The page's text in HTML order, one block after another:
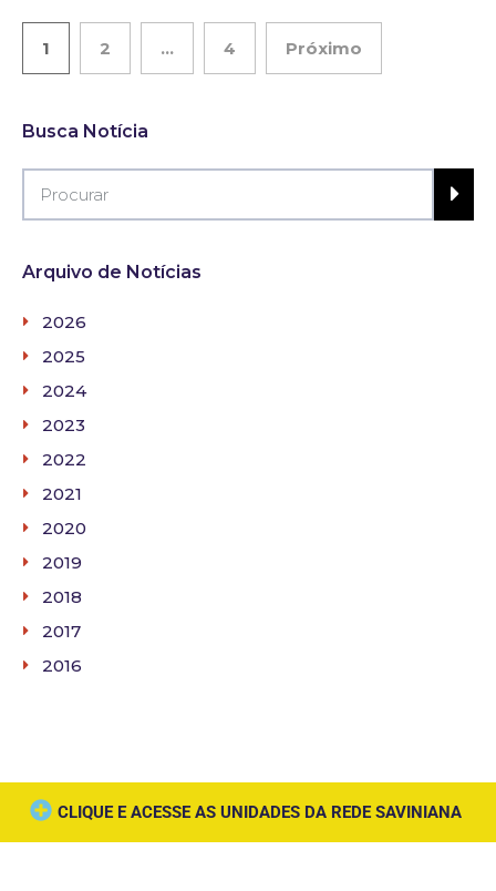
1 2 … 4 Próximo
Busca Notícia
Arquivo de Notícias
2026
2025
2024
2023
2022
2021
2020
2019
2018
2017
2016
CLIQUE E ACESSE AS UNIDADES DA REDE SAVINIANA